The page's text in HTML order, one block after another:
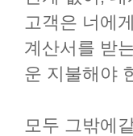
고객은 너에
계산서를 받
운 지불해야
모두 그밖에